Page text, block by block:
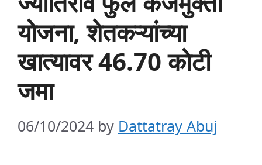
योजना, शेतकऱ्यांच्या
खात्यावर 46.70 कोटी
जमा
06/10/2024 by Dattatray Abuj